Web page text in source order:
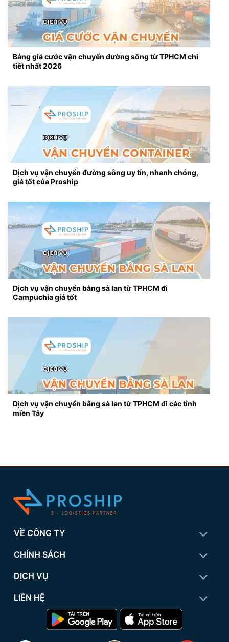
Bảng giá cước vận chuyển đường sông từ TPHCM chi
tiết nhất 2026
Dịch vụ vận chuyển đường sông uy tín, nhanh chóng,
giá tốt của Proship
Dịch vụ vận chuyển bằng sà lan từ TPHCM đi
Campuchia giá tốt
Dịch vụ vận chuyển bằng sà lan từ TPHCM đi các tỉnh
miền Tây
VỀ CÔNG TY
CHÍNH SÁCH
DỊCH VỤ
LIÊN HỆ